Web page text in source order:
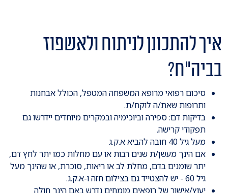
איך להתכונן לניתוח ולאשפוז
בביה"ח?
סיכום רפואי מרופא המשפחה המטפל, הכולל אבחנות
ותרופות שאת/ה לוקח/ת.
בדיקות דם: ספירה וביוכימיה ובמקרים מיוחדים יידרשו גם
תפקודי קרישה.
מעל גיל 40 חובה להביא א.ק.ג
אם הינך מעשן/ת שנים רבות או עם מחלות כמו יתר לחץ דם,
יתר שומנים בדם, מחלת לב או ריאות, סוכרת, או שהינך מעל
גיל 60 - יש להצטייד גם בצילום חזה ו-א.ק.ג.
יעוץ/אישור של רופאים מומחים נדרש באם הינך חולה